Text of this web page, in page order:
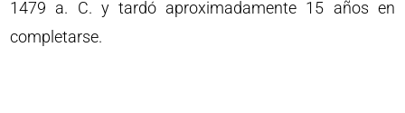
1479 a. C. y tardó aproximadamente 15 años en
completarse.